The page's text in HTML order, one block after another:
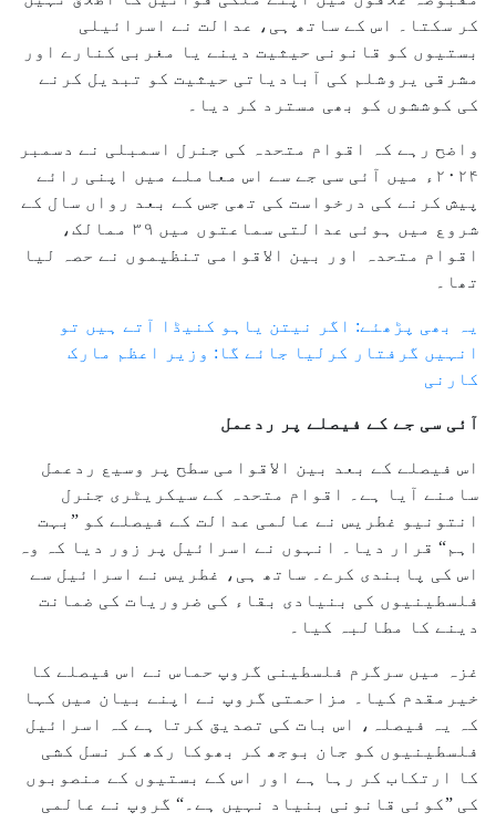
کر سکتا۔ اس کے ساتھ ہی، عدالت نے اسرائیلی
بستیوں کو قانونی حیثیت دینے یا مغربی کنارے اور
مشرقی یروشلم کی آبادیاتی حیثیت کو تبدیل کرنے
کی کوششوں کو بھی مسترد کر دیا۔
واضح رہے کہ اقوام متحدہ کی جنرل اسمبلی نے دسمبر
۲۰۲۴ء میں آئی سی جے سے اس معاملے میں اپنی رائے
پیش کرنے کی درخواست کی تھی جس کے بعد رواں سال کے
شروع میں ہوئی عدالتی سماعتوں میں ۳۹ ممالک،
اقوام متحدہ اور بین الاقوامی تنظیموں نے حصہ لیا
تھا۔
یہ بھی پڑھئے: اگر نیتن یاہو کنیڈا آتے ہیں تو
انہیں گرفتار کرلیا جائے گا: وزیر اعظم مارک
کارنی
آئی سی جے کے فیصلے پر ردعمل
اس فیصلے کے بعد بین الاقوامی سطح پر وسیع ردعمل
سامنے آیا ہے۔ اقوام متحدہ کے سیکریٹری جنرل
انتونیو غطریس نے عالمی عدالت کے فیصلے کو ”بہت
اہم“ قرار دیا۔ انہوں نے اسرائیل پر زور دیا کہ وہ
اس کی پابندی کرے۔ ساتھ ہی، غطریس نے اسرائیل سے
فلسطینیوں کی بنیادی بقاء کی ضروریات کی ضمانت
دینے کا مطالبہ کیا۔
غزہ میں سرگرم فلسطینی گروپ حماس نے اس فیصلے کا
خیرمقدم کیا۔ مزاحمتی گروپ نے اپنے بیان میں کہا
کہ یہ فیصلہ، اس بات کی تصدیق کرتا ہے کہ اسرائیل
فلسطینیوں کو جان بوجھ کر بھوکا رکھ کر نسل کشی
کا ارتکاب کر رہا ہے اور اس کے بستیوں کے منصوبوں
کی ”کوئی قانونی بنیاد نہیں ہے۔“ گروپ نے عالمی